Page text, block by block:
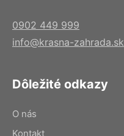
0902 449 999
info@krasna-zahrada.sk
Dôležité odkazy
O nás
Kontakt